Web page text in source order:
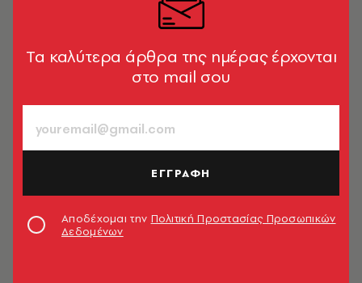
Ξεκίνησαν τα γυρίσματα για το πολυαναμενόμενο
Tα καλύτερα άρθρα της ημέρας έρχονται
στο mail σου
ΕΓΓΡΑΦΗ
Αποδέχομαι την Πολιτική Προστασίας Προσωπικών
Δεδομένων